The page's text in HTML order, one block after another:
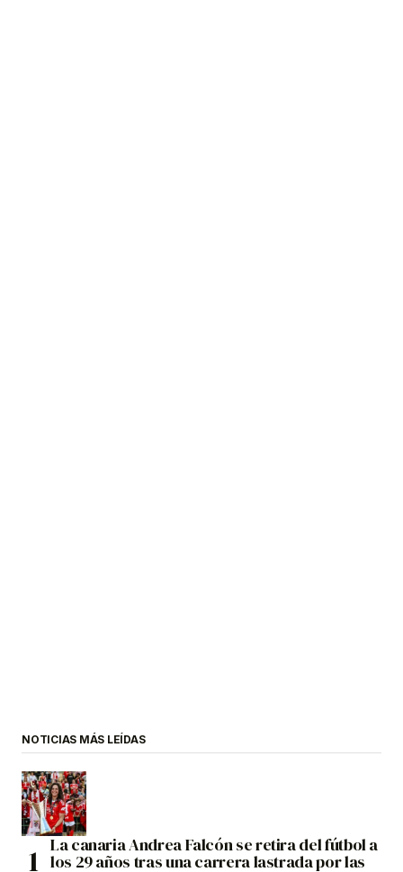
NOTICIAS MÁS LEÍDAS
La canaria Andrea Falcón se retira del fútbol a
los 29 años tras una carrera lastrada por las